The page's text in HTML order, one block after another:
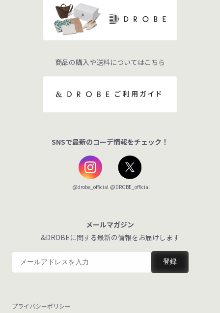
商品の購入や送料についてはこちら
SNSで最新のコーデ情報をチェック！
@drobe_official @DROBE_official
メールマガジン
&DROBEに関する最新の情報をお届けします
登録
プライバシーポリシー